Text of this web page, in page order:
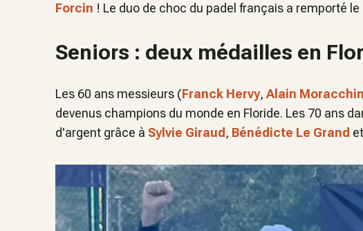
Forcin ! Le duo de choc du padel français a remporté le
Seniors : deux médailles en
Les 60 ans messieurs (Franck Hervy, Alain
devenus champions du monde en Floride. Les 70 ans
d'argent grâce à Sylvie Giraud , Bénédicte Le Grand et